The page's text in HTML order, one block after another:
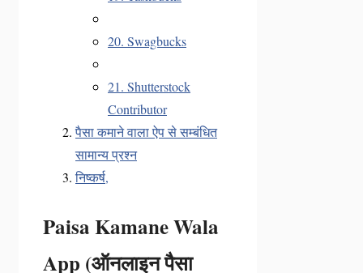
20. Swagbucks
21. Shutterstock
Contributor
पैसा कमाने वाला ऐप से सम्बंधित
सामान्य प्रश्न
निष्कर्ष,
Paisa Kamane Wala
App (ऑनलाइन पैसा